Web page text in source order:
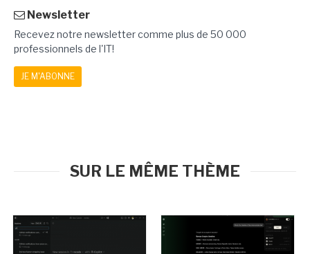
Newsletter
Recevez notre newsletter comme plus de 50 000
professionnels de l'IT!
JE M'ABONNE
SUR LE MÊME THÈME